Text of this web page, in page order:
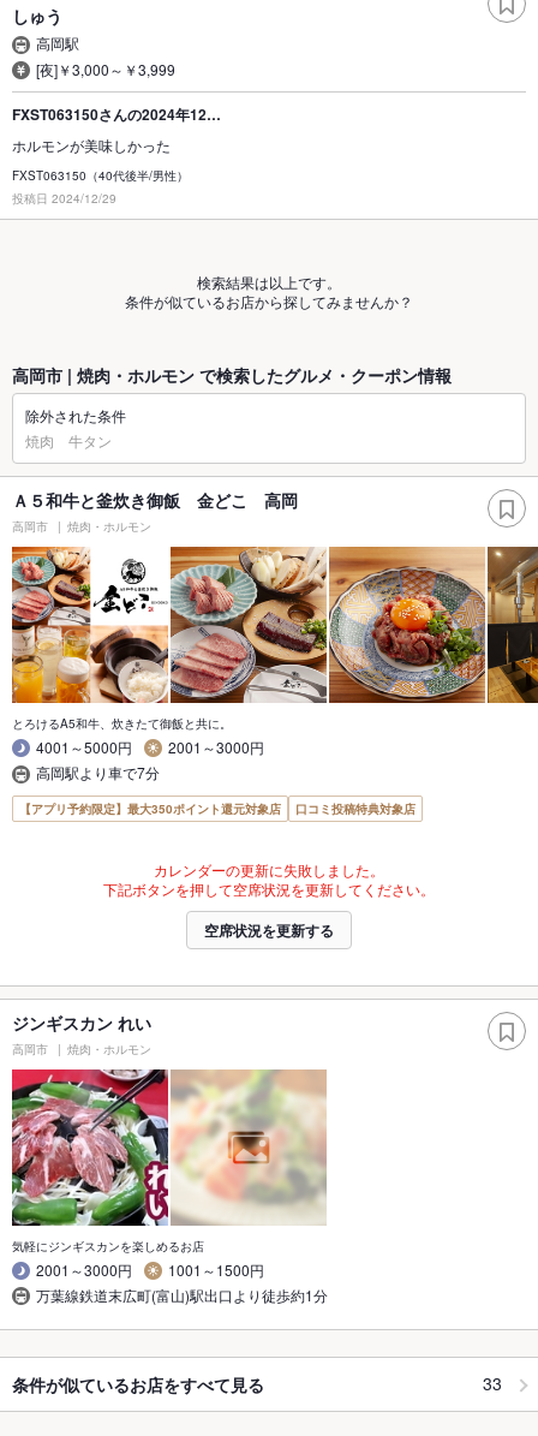
しゅう
高岡駅
[夜]￥3,000～￥3,999
FXST063150さんの2024年12…
ホルモンが美味しかった
FXST063150（40代後半/男性）
投稿日 2024/12/29
検索結果は以上です。
条件が似ているお店から探してみませんか？
高岡市 | 焼肉・ホルモン で検索したグルメ・クーポン情報
除外された条件
焼肉 牛タン
Ａ５和牛と釜炊き御飯 金どこ 高岡
高岡市 焼肉・ホルモン
とろけるA5和牛、炊きたて御飯と共に。
4001～5000円
2001～3000円
高岡駅より車で7分
【アプリ予約限定】最大350ポイント還元対象店 口コミ投稿特典対象店
カレンダーの更新に失敗しました。
下記ボタンを押して空席状況を更新してください。
空席状況を更新する
ジンギスカン れい
高岡市 焼肉・ホルモン
気軽にジンギスカンを楽しめるお店
2001～3000円
1001～1500円
万葉線鉄道末広町(富山)駅出口より徒歩約1分
条件が似ているお店をすべて見る 33